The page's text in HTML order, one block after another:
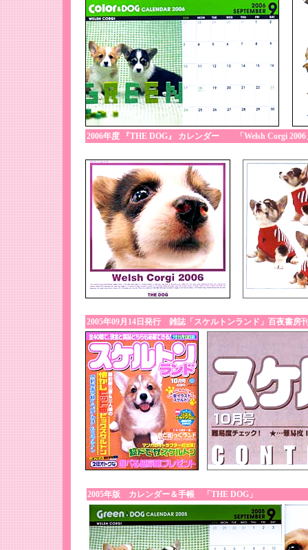
2006年度 『THE DOG』 カレンダー 「Welsh Corgi 2006
2005年09月14日発行 雑誌「スケルトンランド」百夜書
2005年版 カレンダー＆手帳 「THE DOG」